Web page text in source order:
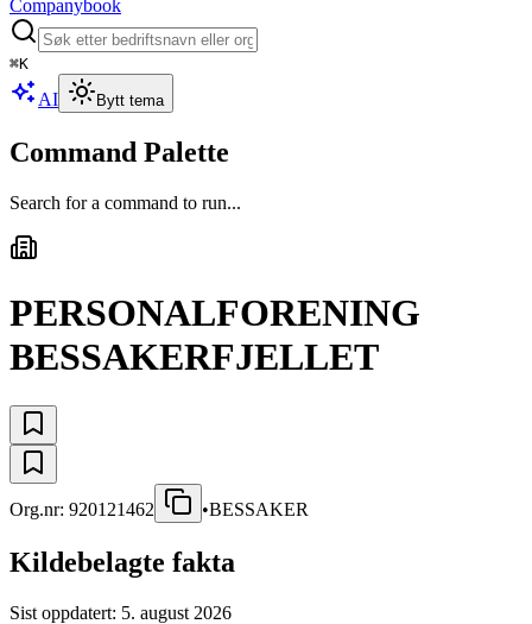
Companybook
⌘K
AI Bytt tema
Command Palette
Search for a command to run...
PERSONALFORENING
BESSAKERFJELLET
Org.nr: 920121462 •BESSAKER
Kildebelagte fakta
Sist oppdatert: 5. august 2026